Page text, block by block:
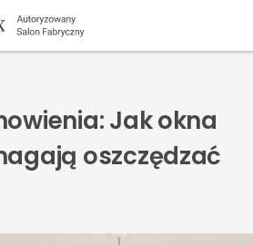
Jak okna
oszczędzać